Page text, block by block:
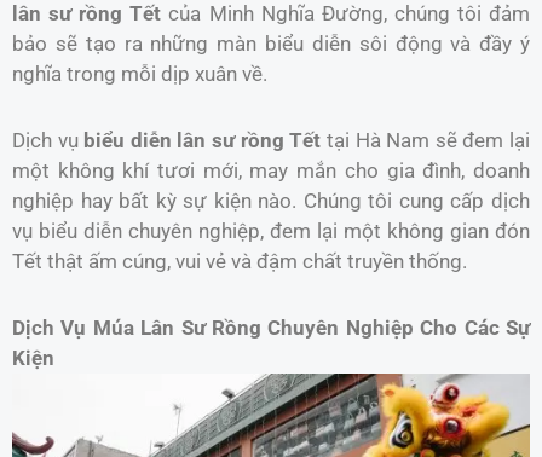
lân sư rồng Tết của Minh Nghĩa Đường, chúng tôi đảm
bảo sẽ tạo ra những màn biểu diễn sôi động và đầy ý
nghĩa trong mỗi dịp xuân về.
Dịch vụ biểu diễn lân sư rồng Tết tại Hà Nam sẽ đem lại
một không khí tươi mới, may mắn cho gia đình, doanh
nghiệp hay bất kỳ sự kiện nào. Chúng tôi cung cấp dịch
vụ biểu diễn chuyên nghiệp, đem lại một không gian đón
Tết thật ấm cúng, vui vẻ và đậm chất truyền thống.
Dịch Vụ Múa Lân Sư Rồng Chuyên Nghiệp Cho Các Sự
Kiện